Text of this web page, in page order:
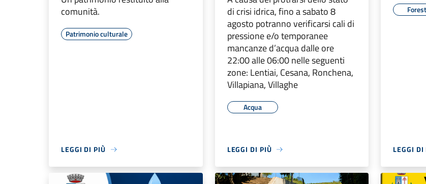
comunità.
Patrimonio culturale
LEGGI DI PIÙ
di crisi idrica, fino a sabato 8
agosto potranno verificarsi cali di
pressione e/o temporanee
mancanze d’acqua dalle ore
22:00 alle 06:00 nelle seguenti
zone: Lentiai, Cesana, Ronchena,
Villapiana, Villaghe
Acqua
LEGGI DI PIÙ LEGGI DI